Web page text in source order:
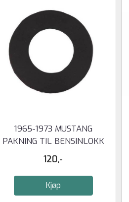
1965-1973 MUSTANG
PAKNING TIL BENSINLOKK
120,-
Kjøp